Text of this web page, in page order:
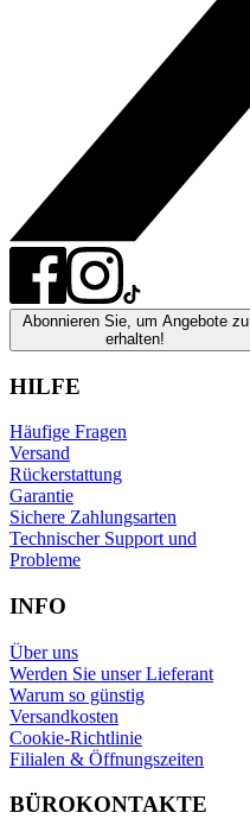
Abonnieren Sie, um Angebote zu
erhalten!
HILFE
Häufige Fragen
Versand
Rückerstattung
Garantie
Sichere Zahlungsarten
Technischer Support und
Probleme
INFO
Über uns
Werden Sie unser Lieferant
Warum so günstig
Versandkosten
Cookie-Richtlinie
Filialen & Öffnungszeiten
BÜROKONTAKTE